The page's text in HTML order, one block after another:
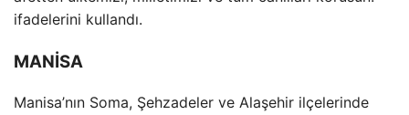
ifadelerini kullandı.
MANİSA
Manisa’nın Soma, Şehzadeler ve Alaşehir ilçelerinde